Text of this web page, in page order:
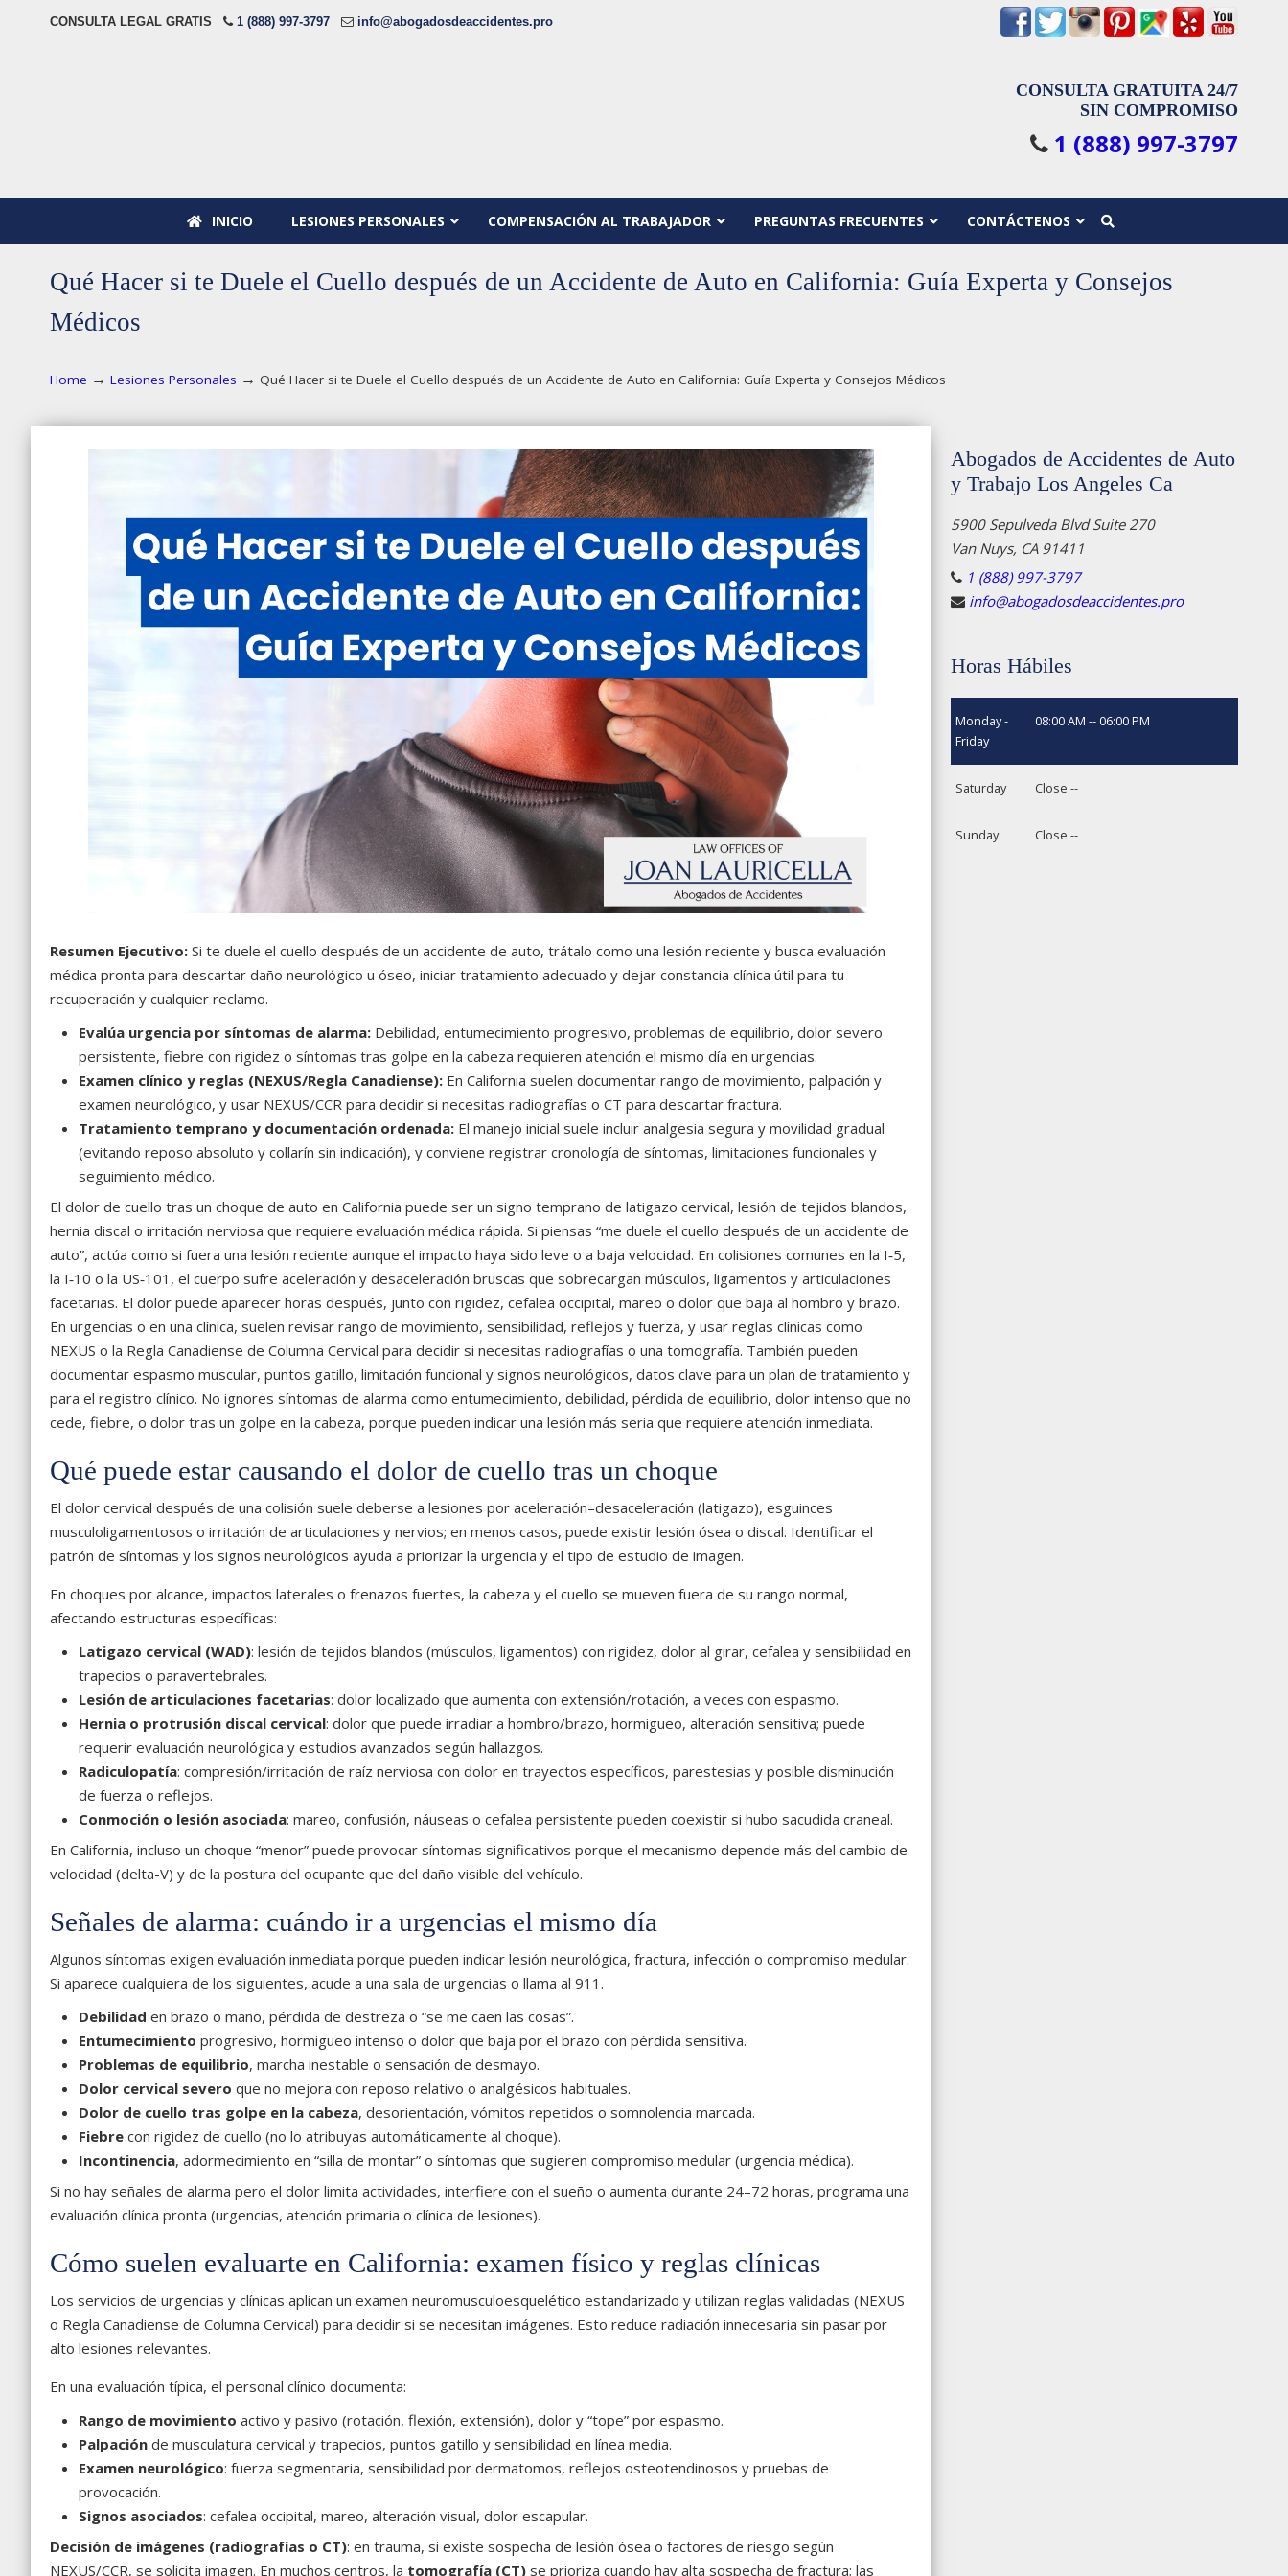
CONSULTA LEGAL GRATIS 1 (888) 997-3797 info@abogadosdeaccidentes.pro
CONSULTA GRATUITA 24/7
SIN COMPROMISO
1 (888) 997-3797
INICIO LESIONES PERSONALES COMPENSACIÓN AL TRABAJADOR PREGUNTAS FRECUENTES CONTÁCTENOS
Qué Hacer si te Duele el Cuello después de un Accidente de Auto en California: Guía Experta y Consejos
Médicos
Home → Lesiones Personales → Qué Hacer si te Duele el Cuello después de un Accidente de Auto en California: Guía Experta y Consejos Médicos
Resumen Ejecutivo: Si te duele el cuello después de un accidente de auto, trátalo como una lesión reciente y busca evaluación
médica pronta para descartar daño neurológico u óseo, iniciar tratamiento adecuado y dejar constancia clínica útil para tu
recuperación y cualquier reclamo.
Evalúa urgencia por síntomas de alarma: Debilidad, entumecimiento progresivo, problemas de equilibrio, dolor severo
persistente, fiebre con rigidez o síntomas tras golpe en la cabeza requieren atención el mismo día en urgencias.
Examen clínico y reglas (NEXUS/Regla Canadiense): En California suelen documentar rango de movimiento, palpación y
examen neurológico, y usar NEXUS/CCR para decidir si necesitas radiografías o CT para descartar fractura.
Tratamiento temprano y documentación ordenada: El manejo inicial suele incluir analgesia segura y movilidad gradual
(evitando reposo absoluto y collarín sin indicación), y conviene registrar cronología de síntomas, limitaciones funcionales y
seguimiento médico.
El dolor de cuello tras un choque de auto en California puede ser un signo temprano de latigazo cervical, lesión de tejidos blandos,
hernia discal o irritación nerviosa que requiere evaluación médica rápida. Si piensas “me duele el cuello después de un accidente de
auto”, actúa como si fuera una lesión reciente aunque el impacto haya sido leve o a baja velocidad. En colisiones comunes en la I‑5,
la I‑10 o la US‑101, el cuerpo sufre aceleración y desaceleración bruscas que sobrecargan músculos, ligamentos y articulaciones
facetarias. El dolor puede aparecer horas después, junto con rigidez, cefalea occipital, mareo o dolor que baja al hombro y brazo.
En urgencias o en una clínica, suelen revisar rango de movimiento, sensibilidad, reflejos y fuerza, y usar reglas clínicas como
NEXUS o la Regla Canadiense de Columna Cervical para decidir si necesitas radiografías o una tomografía. También pueden
documentar espasmo muscular, puntos gatillo, limitación funcional y signos neurológicos, datos clave para un plan de tratamiento y
para el registro clínico. No ignores síntomas de alarma como entumecimiento, debilidad, pérdida de equilibrio, dolor intenso que no
cede, fiebre, o dolor tras un golpe en la cabeza, porque pueden indicar una lesión más seria que requiere atención inmediata.
Qué puede estar causando el dolor de cuello tras un choque
El dolor cervical después de una colisión suele deberse a lesiones por aceleración–desaceleración (latigazo), esguinces
musculoligamentosos o irritación de articulaciones y nervios; en menos casos, puede existir lesión ósea o discal. Identificar el
patrón de síntomas y los signos neurológicos ayuda a priorizar la urgencia y el tipo de estudio de imagen.
En choques por alcance, impactos laterales o frenazos fuertes, la cabeza y el cuello se mueven fuera de su rango normal,
afectando estructuras específicas:
Latigazo cervical (WAD): lesión de tejidos blandos (músculos, ligamentos) con rigidez, dolor al girar, cefalea y sensibilidad en
trapecios o paravertebrales.
Lesión de articulaciones facetarias: dolor localizado que aumenta con extensión/rotación, a veces con espasmo.
Hernia o protrusión discal cervical: dolor que puede irradiar a hombro/brazo, hormigueo, alteración sensitiva; puede
requerir evaluación neurológica y estudios avanzados según hallazgos.
Radiculopatía: compresión/irritación de raíz nerviosa con dolor en trayectos específicos, parestesias y posible disminución
de fuerza o reflejos.
Conmoción o lesión asociada: mareo, confusión, náuseas o cefalea persistente pueden coexistir si hubo sacudida craneal.
En California, incluso un choque “menor” puede provocar síntomas significativos porque el mecanismo depende más del cambio de
velocidad (delta-V) y de la postura del ocupante que del daño visible del vehículo.
Señales de alarma: cuándo ir a urgencias el mismo día
Algunos síntomas exigen evaluación inmediata porque pueden indicar lesión neurológica, fractura, infección o compromiso medular.
Si aparece cualquiera de los siguientes, acude a una sala de urgencias o llama al 911.
Debilidad en brazo o mano, pérdida de destreza o “se me caen las cosas”.
Entumecimiento progresivo, hormigueo intenso o dolor que baja por el brazo con pérdida sensitiva.
Problemas de equilibrio, marcha inestable o sensación de desmayo.
Dolor cervical severo que no mejora con reposo relativo o analgésicos habituales.
Dolor de cuello tras golpe en la cabeza, desorientación, vómitos repetidos o somnolencia marcada.
Fiebre con rigidez de cuello (no lo atribuyas automáticamente al choque).
Incontinencia, adormecimiento en “silla de montar” o síntomas que sugieren compromiso medular (urgencia médica).
Si no hay señales de alarma pero el dolor limita actividades, interfiere con el sueño o aumenta durante 24–72 horas, programa una
evaluación clínica pronta (urgencias, atención primaria o clínica de lesiones).
Cómo suelen evaluarte en California: examen físico y reglas clínicas
Los servicios de urgencias y clínicas aplican un examen neuromusculoesquelético estandarizado y utilizan reglas validadas (NEXUS
o Regla Canadiense de Columna Cervical) para decidir si se necesitan imágenes. Esto reduce radiación innecesaria sin pasar por
alto lesiones relevantes.
En una evaluación típica, el personal clínico documenta:
Rango de movimiento activo y pasivo (rotación, flexión, extensión), dolor y “tope” por espasmo.
Palpación de musculatura cervical y trapecios, puntos gatillo y sensibilidad en línea media.
Examen neurológico: fuerza segmentaria, sensibilidad por dermatomos, reflejos osteotendinosos y pruebas de
provocación.
Signos asociados: cefalea occipital, mareo, alteración visual, dolor escapular.
Decisión de imágenes (radiografías o CT): en trauma, si existe sospecha de lesión ósea o factores de riesgo según
NEXUS/CCR, se solicita imagen. En muchos centros, la tomografía (CT) se prioriza cuando hay alta sospecha de fractura; las
Abogados de Accidentes de Auto
y Trabajo Los Angeles Ca
5900 Sepulveda Blvd Suite 270
Van Nuys, CA 91411
1 (888) 997-3797
info@abogadosdeaccidentes.pro
Horas Hábiles
Monday -
Friday
08:00 AM -- 06:00 PM
Saturday Close --
Sunday Close --